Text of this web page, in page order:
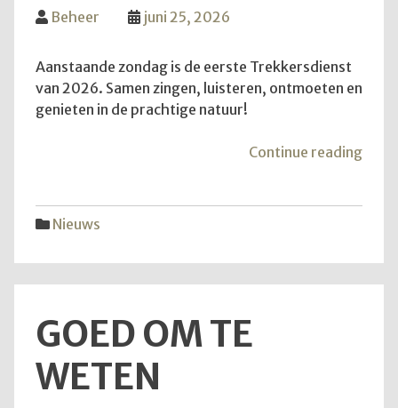
Beheer juni 25, 2026
Aanstaande zondag is de eerste Trekkersdienst
van 2026. Samen zingen, luisteren, ontmoeten en
genieten in de prachtige natuur!
Continue reading
Nieuws
GOED OM TE
WETEN